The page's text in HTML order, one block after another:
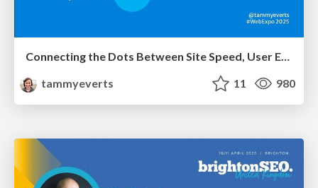
Connecting the Dots Between Site Speed, User Experience & Your Business [WebExpo 2025]
tammyeverts
11 980